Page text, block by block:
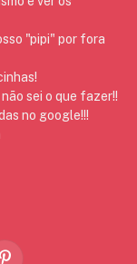
"pipi" por fora
sei o que fazer!!
no google!!!